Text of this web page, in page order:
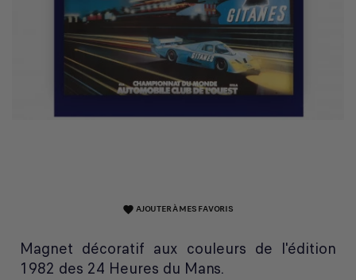
favorite AJOUTER À MES FAVORIS
Magnet décoratif aux couleurs de l'édition
1982 des 24 Heures du Mans.